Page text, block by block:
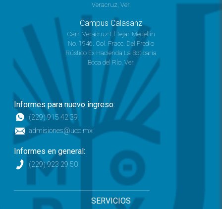
Veracruz, Ver.
Campus Calasanz
Carr. Veracruz-El Tejar-Medellín
No. 1946. Col. Fracc. Del Predio
Rústico Ex Hacienda La Boticaria
Boca del Río, Ver.
Informes para nuevo ingreso:
(229) 915 42 39
admisiones@ucc.mx
Informes en general:
(229) 923 29 50
SERVICIOS